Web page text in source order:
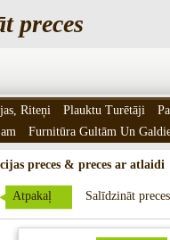
preces
preces & preces ar atlaidi
Atpakaļ Salīdzināt
Riteņi Plauktu Turētāji
Furnitūra Gultām Un